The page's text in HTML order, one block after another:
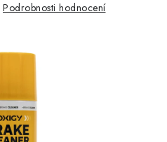
Podrobnosti hodnocení